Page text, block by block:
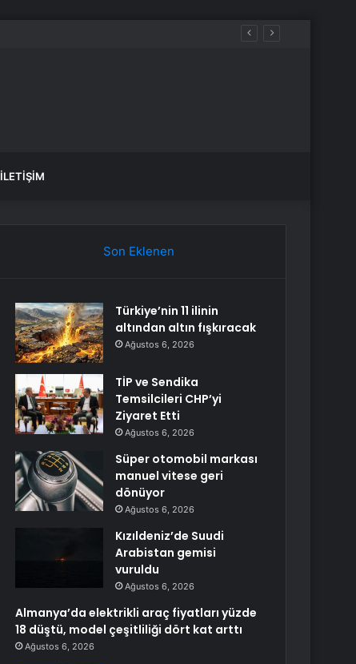
İLETIŞIM
Son Eklenen
Türkiye’nin 11 ilinin
altından altın fışkıracak
Ağustos 6, 2026
TİP ve Sendika
Temsilcileri CHP’yi
Ziyaret Etti
Ağustos 6, 2026
Süper otomobil markası
manuel vitese geri
dönüyor
Ağustos 6, 2026
Kızıldeniz’de Suudi
Arabistan gemisi
vuruldu
Ağustos 6, 2026
Almanya’da elektrikli araç fiyatları yüzde
18 düştü, model çeşitliliği dört kat arttı
Ağustos 6, 2026